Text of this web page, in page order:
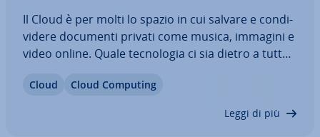
Il Cloud è per molti lo spazio in cui salvare e con­di­
vi­de­re documenti privati come musica, immagini e
video online. Quale tec­no­lo­gia ci sia dietro a tutto
esempio che in par­ti­co­la­re siti web o e-commerce
Cloud Cloud Computing
Leggi di più